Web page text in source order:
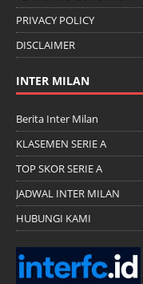
PRIVACY POLICY
DISCLAIMER
INTER MILAN
Berita Inter Milan
KLASEMEN SERIE A
TOP SKOR SERIE A
JADWAL INTER MILAN
HUBUNGI KAMI